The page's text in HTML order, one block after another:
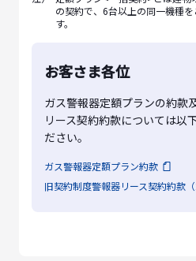
の契約で、6台以上の同一機種
す。
お客さま各位
ガス警報器定額プランの約款
リース契約約款については以
ださい。
ガス警報器定額プラン約款
旧契約制度警報器リース契約約款（